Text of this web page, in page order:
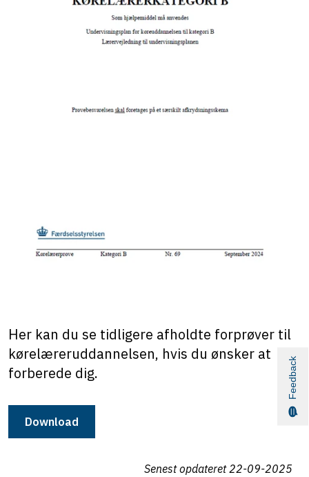
Her kan du se tidligere afholdte forprøver til
kørelæreruddannelsen, hvis du ønsker at
forberede dig.
Download
Senest opdateret22-09-2025
Feedback